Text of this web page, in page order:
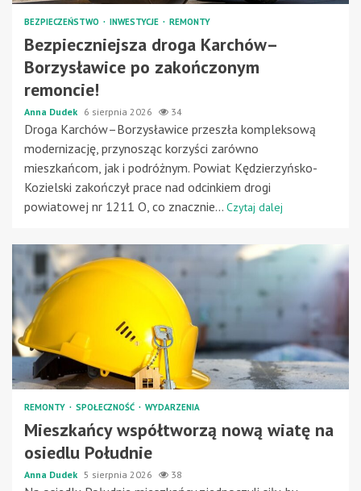
BEZPIECZEŃSTWO INWESTYCJE REMONTY
Bezpieczniejsza droga Karchów–
Borzysławice po zakończonym
remoncie!
Anna Dudek 6 sierpnia 2026 34
Droga Karchów–Borzysławice przeszła kompleksową
modernizację, przynosząc korzyści zarówno
mieszkańcom, jak i podróżnym. Powiat Kędzierzyńsko-
Kozielski zakończył prace nad odcinkiem drogi
powiatowej nr 1211 O, co znacznie... Czytaj dalej
REMONTY SPOŁECZNOŚĆ WYDARZENIA
Mieszkańcy współtworzą nową wiatę na
osiedlu Południe
Anna Dudek 5 sierpnia 2026 38